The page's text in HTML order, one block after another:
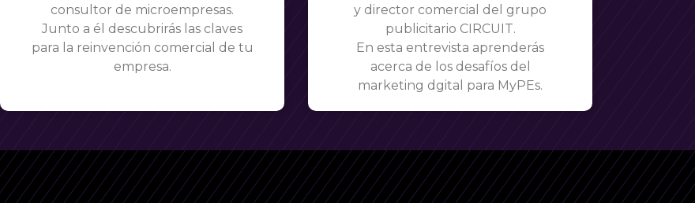
consultor de microempresas.
Junto a él descubrirás las claves
para la reinvención comercial de tu
empresa.
y director comercial del grupo
publicitario CIRCUIT.
En esta entrevista aprenderás
acerca de los desafíos del
marketing dgital para MyPEs.